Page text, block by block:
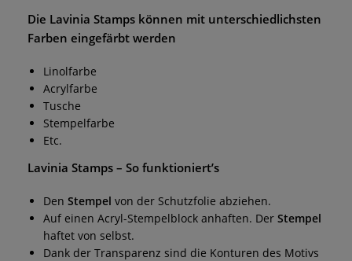
Die Lavinia Stamps können mit unterschiedlichsten
Farben eingefärbt werden
Linolfarbe
Acrylfarbe
Tusche
Stempelfarbe
Etc.
Lavinia Stamps – So funktioniert’s
Den Stempel von der Schutzfolie abziehen.
Auf einen Acryl-Stempelblock anhaften. Der Stempel
haftet von selbst.
Dank der Transparenz sind die Konturen des Motivs